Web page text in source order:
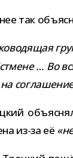
так
… Во
из-​за её